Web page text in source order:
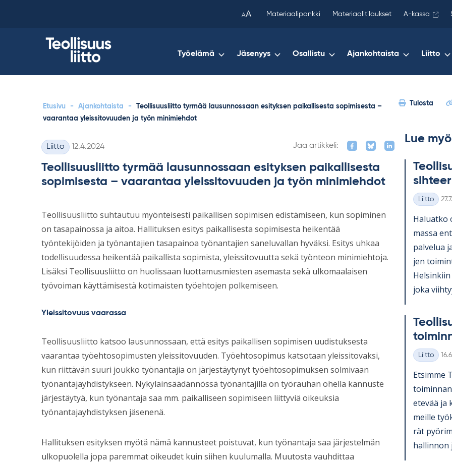
AA Materiaalipankki Materiaalitilaukset A-kassa
Työelämä Jäsenyys Osallistu Ajankohtaista Liitto
Etusivu - Ajankohtaista -
Teollisuusliitto tyrmää lausunnossaan esityksen paikallisesta sopimisesta –
vaarantaa yleissitovuuden ja työn minimiehdot
Tulosta
Kategoriat
Liitto Kirjoitettu
12.4.2024 Jaa artikkeli:
Teollisuusliitto tyrmää lausunnossaan esityksen paikallisesta
sopimisesta – vaarantaa yleissitovuuden ja työn minimiehdot
Teollisuusliitto suhtautuu myönteisesti paikallisen sopimisen edistämiseen, kun sopiminen
on tasapainossa ja aitoa. Hallituksen esitys paikallisesta sopimisesta heikentää
työntekijöiden ja työnantajien tasapainoa työnantajien saneluvallan hyväksi. Esitys uhkaa
todellisuudessa heikentää paikallista sopimista, yleissitovuutta sekä työnteon minimiehtoja.
Lisäksi Teollisuusliitto on huolissaan luottamusmiesten asemasta sekä ulkomaalaisen
työvoiman käyttämisestä kotimaisten työehtojen polkemiseen.
Yleissitovuus vaarassa
Teollisuusliitto katsoo lausunnossaan, että esitys paikallisen sopimisen uudistuksesta
vaarantaa työehtosopimusten yleissitovuuden. Työehtosopimus katsotaan yleissitovaksi,
kun riittävän suuri joukko työnantajia on järjestäytynyt työehtosopimuksen solmivaan
työnantajayhdistykseen. Nykylainsäädännössä työnantajilla on työrauhan ohella kannuste
järjestäytyä, kun työnantaja saa mm. paikalliseen sopimiseen liittyviä oikeuksia
työnantajayhdistyksen jäsenenä.
Hallituksen esityksen myötä nämä kannusteet poistuvat, kun työnantaja saa järjestelmän
ulkopuolella jopa paremmat oikeudet kuin siihen kuulumalla. Muutosta vauhdittaa
Lue
Kategoriat
Liitto
Ha­luatko
massa
pal­ve­lua
jen
joka
Kategoriat
Liitto
Et­simme
ete­vää ja
meille
rät
hal­lin­non
copied
your
clipboard.)